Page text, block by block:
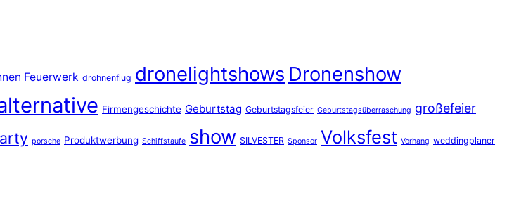
Feuerwerk drohnenflug dronelightshows Dronenshow
Firmengeschichte Geburtstag Geburtstagsfeier Geburtstagsüberraschung großefeier
porsche Produktwerbung Schiffstaufe show SILVESTER Sponsor Volksfest Vorhang weddingplaner